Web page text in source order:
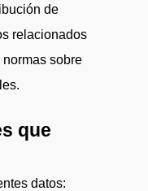
de
relacionados
sobre
que
datos: